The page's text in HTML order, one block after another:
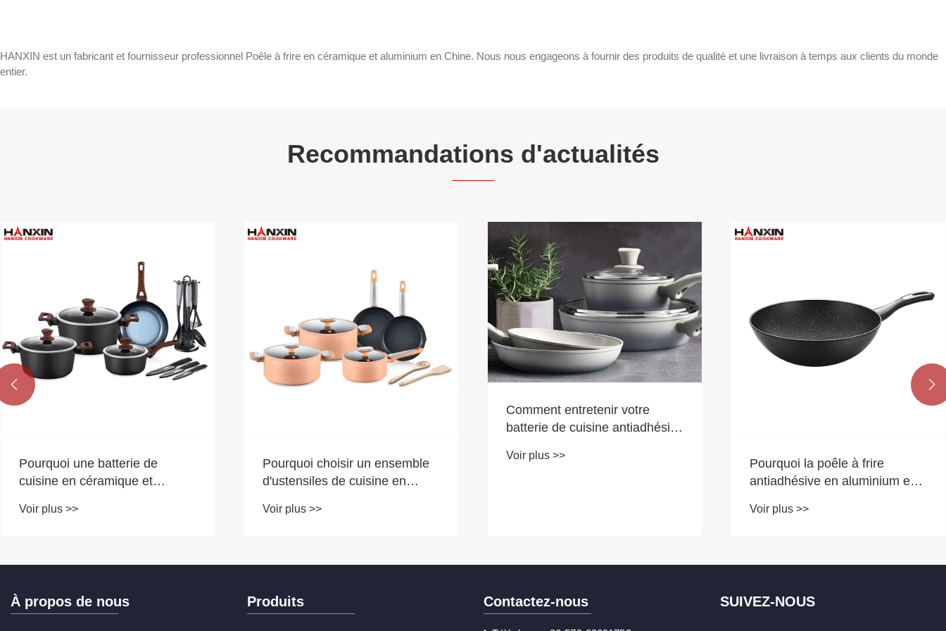
HANXIN est un fabricant et fournisseur professionnel Poêle à frire en céramique et aluminium en Chine. Nous nous engageons à fournir des produits de qualité et une livraison à temps aux clients du monde
entier.
Recommandations d'actualités
Pourquoi une batterie de
cuisine en céramique et
choix pour votre cuisine
Voir plus >>
Pourquoi choisir un ensemble
d'ustensiles de cuisine en
une cuisine moderne ?
Voir plus >>
Comment entretenir votre
batterie de cuisine antiadhésive
Voir plus >>
Pourquoi la poêle à frire
antiadhésive en aluminium est-
cuisine moderne ?
Voir plus >>
 
À propos de nous Produits Contactez-nous SUIVEZ-NOUS